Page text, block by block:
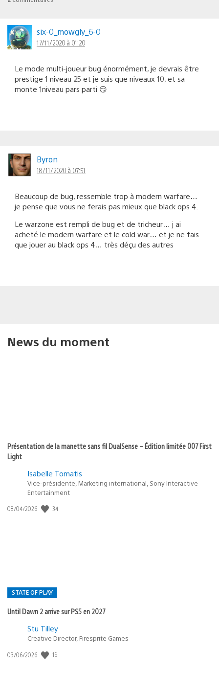
six-0_mowgly_6-0
17/11/2020 à 01:20
Le mode multi-joueur bug énormément, je devrais être
prestige 1 niveau 25 et je suis que niveaux 10, et sa
monte 1niveau pars parti 😏
Byron
18/11/2020 à 07:51
Beaucoup de bug, ressemble trop à modern warfare…
je pense que vous ne ferais pas mieux que black ops 4.
Le warzone est rempli de bug et de tricheur… j ai
acheté le modern warfare et le cold war… et je ne fais
que jouer au black ops 4… très déçu des autres
News du moment
Présentation de la manette sans fil DualSense – Édition limitée 007 First
Light
Isabelle Tomatis
Vice-présidente, Marketing international, Sony Interactive
Entertainment
Date
08/04/2026 34
STATE OF PLAY
Until Dawn 2 arrive sur PS5 en 2027
Postée
:
state
Stu Tilley
Creative Director, Firesprite Games
Date
03/06/2026 16